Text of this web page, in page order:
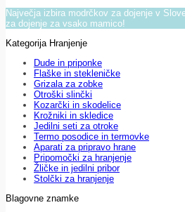
Največja izbira modrčkov za dojenje v
za dojenje za vsako mamico!
Kategorija Hranjenje
Dude in priponke
Flaške in stekleničke
Grizala za zobke
Otroški slinčki
Kozarčki in skodelice
Krožniki in skledice
Jedilni seti za otroke
Termo posodice in termovke
Aparati za pripravo hrane
Pripomočki za hranjenje
Žličke in jedilni pribor
Stolčki za hranjenje
Blagovne znamke